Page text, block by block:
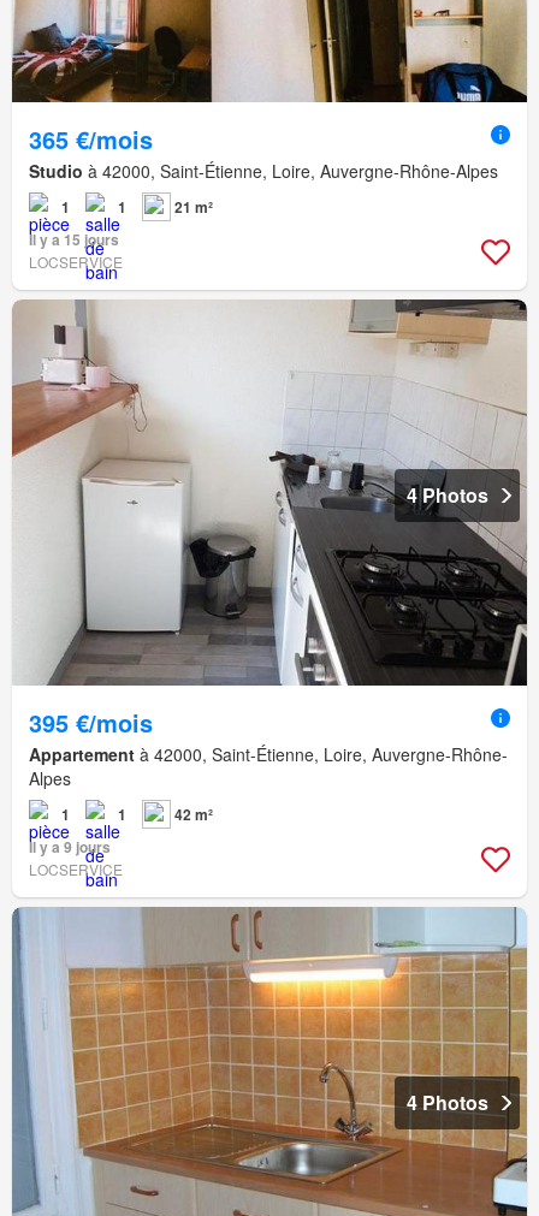
365 €/mois
Studio à 42000, Saint-Étienne, Loire, Auvergne-Rhône-Alpes
1 1
21 m²
Il y a 15 jours
LOCSERVICE
4 Photos
395 €/mois
Appartement à 42000, Saint-Étienne, Loire, Auvergne-Rhône-
Alpes
1 1
42 m²
Il y a 9 jours
LOCSERVICE
4 Photos